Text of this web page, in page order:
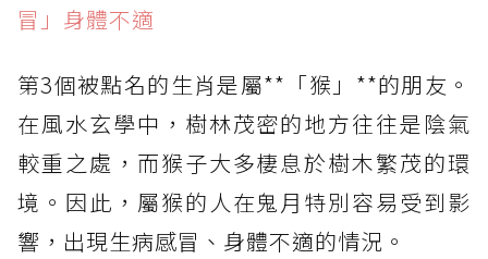
冒」身體不適
第3個被點名的生肖是屬**「猴」**的朋友。
在風水玄學中，樹林茂密的地方往往是陰氣
較重之處，而猴子大多棲息於樹木繁茂的環
境。因此，屬猴的人在鬼月特別容易受到影
響，出現生病感冒、身體不適的情況。